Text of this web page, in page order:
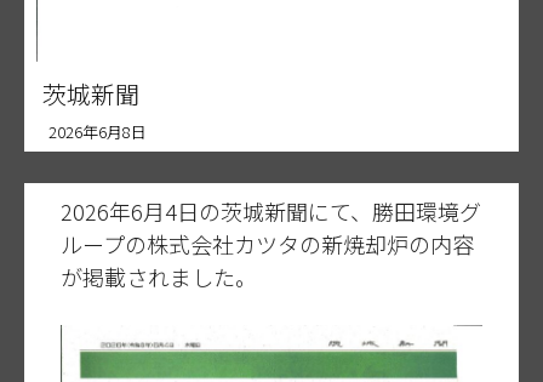
茨城新聞
2026年6月8日
2026年6月4日の茨城新聞にて、勝田環境グ
ループの株式会社カツタの新焼却炉の内容
が掲載されました。